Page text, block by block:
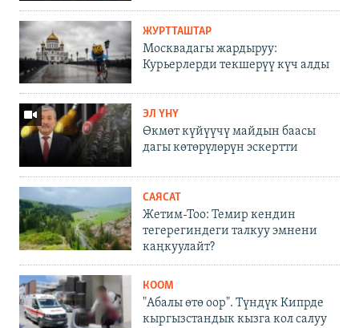
ЖУРТТАШТАР
Москвадагы жардыруу:
Курьерлерди текшерүү күч алды
ЭЛ ҮНҮ
Өкмөт күйүүчү майдын баасы
дагы көтөрүлөрүн эскертти
САЯСАТ
Жетим-Тоо: Темир кендин
тегерегиндеги талкуу эмнени
каңкуулайт?
КООМ
"Абалы өтө оор". Түндүк Кипрде
кыргызстандык кызга кол салуу